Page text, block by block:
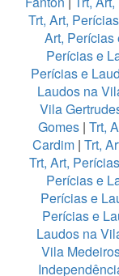
Trt, Art,
Art, Perícias
Perícias e
Perícias e
Laudos na
Vila
Gomes | Trt,
Cardim| Trt,
Trt, Art,
Perícias e
Perícias e
Perícias e
Laudos na
Vila